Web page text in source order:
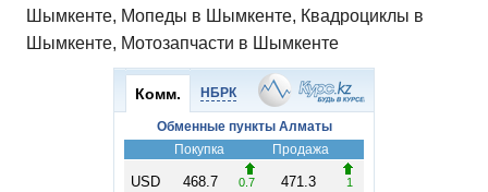
Шымкенте, Мопеды в Шымкенте, Квадроциклы в
Шымкенте, Мотозапчасти в Шымкенте